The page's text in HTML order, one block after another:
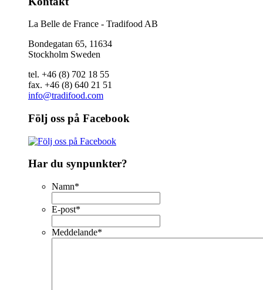
La Belle de France - Tradifood AB
Bondegatan 65, 11634
Stockholm Sweden
tel. +46 (8) 702 18 55
fax. +46 (8) 640 21 51
info@tradifood.com
Följ oss på Facebook
Har du synpunkter?
Namn*
E-post*
Meddelande*